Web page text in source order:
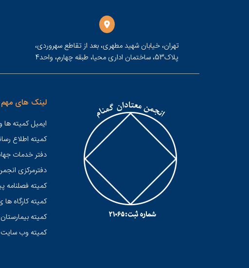
تهران، خیابان شهید مطهری، بعد از تقاطع سهروردی،
پلاک53، ساختمان اداری محیا، طبقه چهارم، واحد4
لینک های مهم
ایمیل کمیته ها
کميته اطلاع
دفتر خدمات
دفترمرکزی
کمیته فصلنامه
کمیته کارگاه
کمیته
کمیته وب